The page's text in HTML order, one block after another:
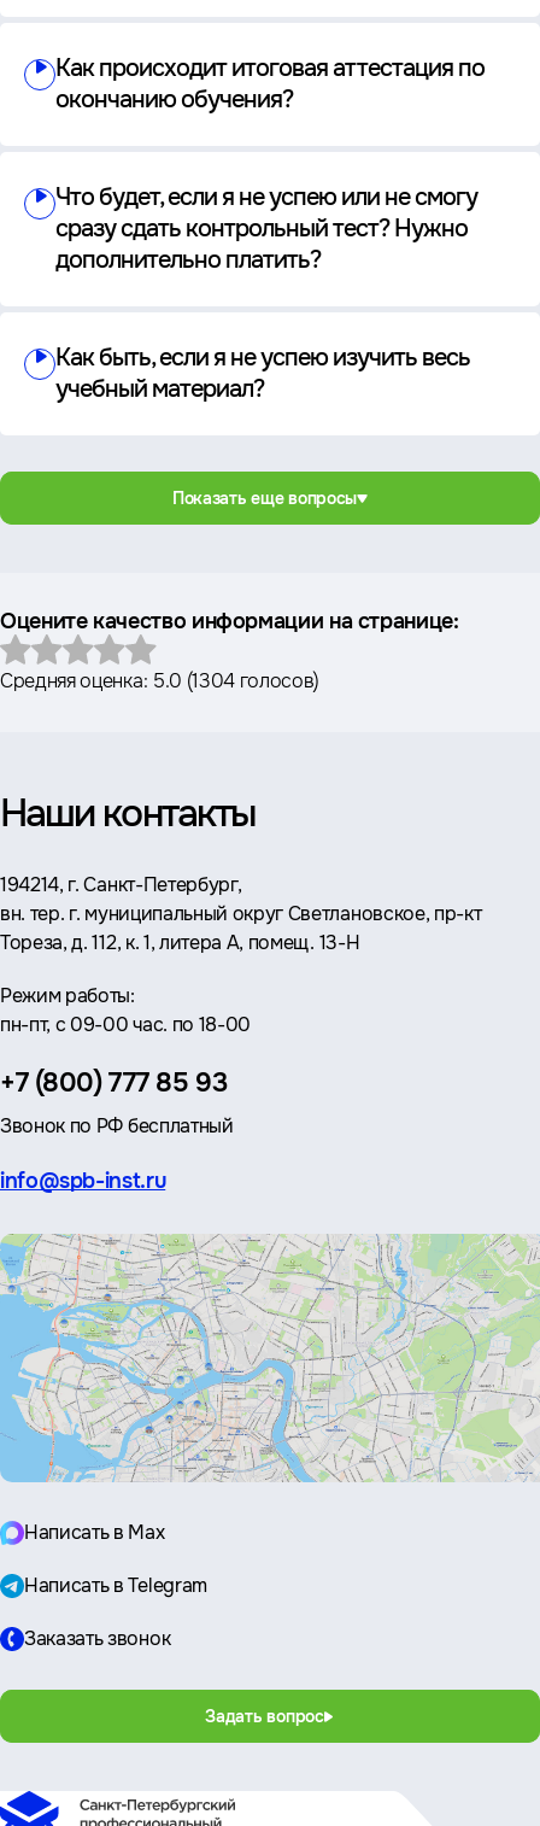
Как происходит итоговая аттестация по
окончанию обучения?
Что будет, если я не успею или не смогу
сразу сдать контрольный тест? Нужно
дополнительно платить?
Как быть, если я не успею изучить весь
учебный материал?
Показать еще вопросы
Оцените качество информации на странице:
Средняя оценка: 5.0 (1304 голосов)
Наши контакты
Адрес:
194214, г. Санкт-Петербург,
вн. тер. г. муниципальный округ Светлановское, пр-кт
Тореза, д. 112, к. 1, литера А, помещ. 13-Н
Режим работы:
пн-пт, с 09-00 час. по 18-00
Телефон:
+7 (800) 777 85 93
Звонок по РФ бесплатный
Эл.
info@spb-inst.ru
Написать в Max
Написать в Telegram
Заказать звонок
Задать вопрос